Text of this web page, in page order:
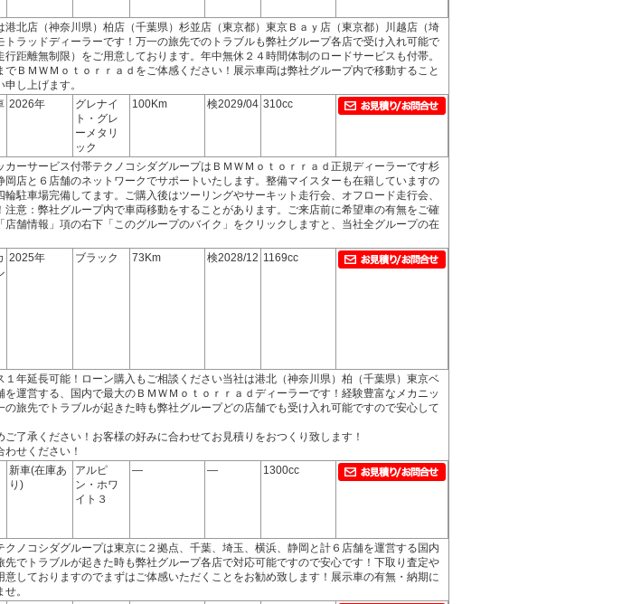
北店（神奈川県）柏店（千葉県）杉並店（東京都）東京Ｂａｙ店（東京都）川越店（埼
ラッドディーラーです！万一の旅先でのトラブルも弊社グループ各店で受け入れ可能で
距離無制限）をご用意しております。年中無休２４時間体制のロードサービスも付帯。
ＢＭＷＭｏｔｏｒｒａｄをご体感ください！展示車両は弊社グループ内で移動すること
し上げます。
2026年
グレナイ
ト・グレ
ーメタリ
ック
100Km 検2029/04 310cc
ーサービス付帯テクノコシダグループはＢＭＷＭｏｔｏｒｒａｄ正規ディーラーです杉
店と６店舗のネットワークでサポートいたします。整備マイスターも在籍していますの
駐車場完備してます。ご購入後はツーリングやサーキット走行会、オフロード走行会、
意：弊社グループ内で車両移動をすることがあります。ご来店前に希望車の有無をご確
舗情報」項の右下「このグループのバイク」をクリックしますと、当社全グループの在
2025年 ブラック 73Km 検2028/12 1169cc
年延長可能！ローン購入もご相談ください当社は港北（神奈川県）柏（千葉県）東京ベ
運営する、国内で最大のＢＭＷＭｏｔｏｒｒａｄディーラーです！経験豊富なメカニッ
旅先でトラブルが起きた時も弊社グループどの店舗でも受け入れ可能ですので安心して
了承ください！お客様の好みに合わせてお見積りをおつくり致します！
せください！
新車(在庫あ
り)
アルピ
ン・ホワ
イト３
― ― 1300cc
ノコシダグループは東京に２拠点、千葉、埼玉、横浜、静岡と計６店舗を運営する国内
でトラブルが起きた時も弊社グループ各店で対応可能ですので安心です！下取り査定や
しておりますのでまずはご体感いただくことをお勧め致します！展示車の有無・納期に
。